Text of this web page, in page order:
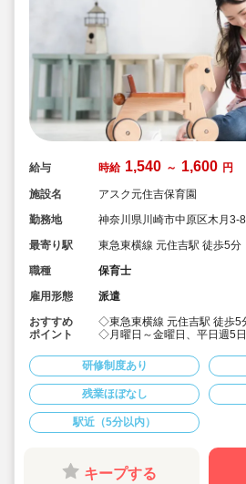
給与 時給 1,540 ～ 1,600 円
施設名
アスク元住吉保育園
勤務地
神奈川県川崎市中原区木月3-
最寄り駅
東急東横線 元住吉駅 徒歩5分
職種
保育士
雇用形態
派遣
おすすめ
ポイント
◇東急東横線 元住吉駅 徒歩5
◇月曜日～金曜日、平日週5日
◇就業開始時期・勤務時間相
◇残業持ち帰りなし♪
◇土日祝休み！プライベート
◇キララサポート派遣は皆勤
ステーション加入！充実の福
◇ピアノスキル不問！苦手な
だけます！
研修制度あり
残業ほぼなし
駅近（5分以内）
キープする